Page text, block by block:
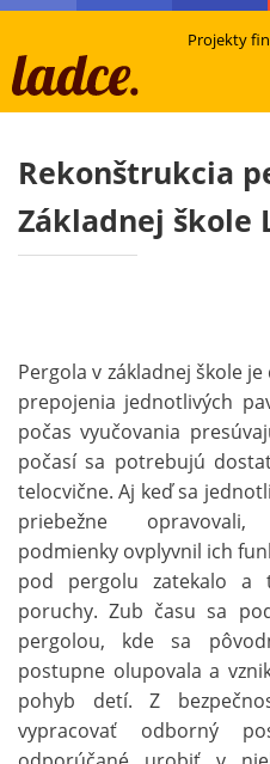
Projekty
Rekonštrukcia
Základnej škole
Pergola v základnej škole
prepojenia jednotlivých
počas vyučovania
počasí sa potrebujú
telocvične. Aj keď sa
priebežne
podmienky ovplyvnil ich
pod pergolu zatekalo a
poruchy. Zub času sa
pergolou, kde sa
postupne olupovala a
pohyb detí. Z
vypracovať odborný